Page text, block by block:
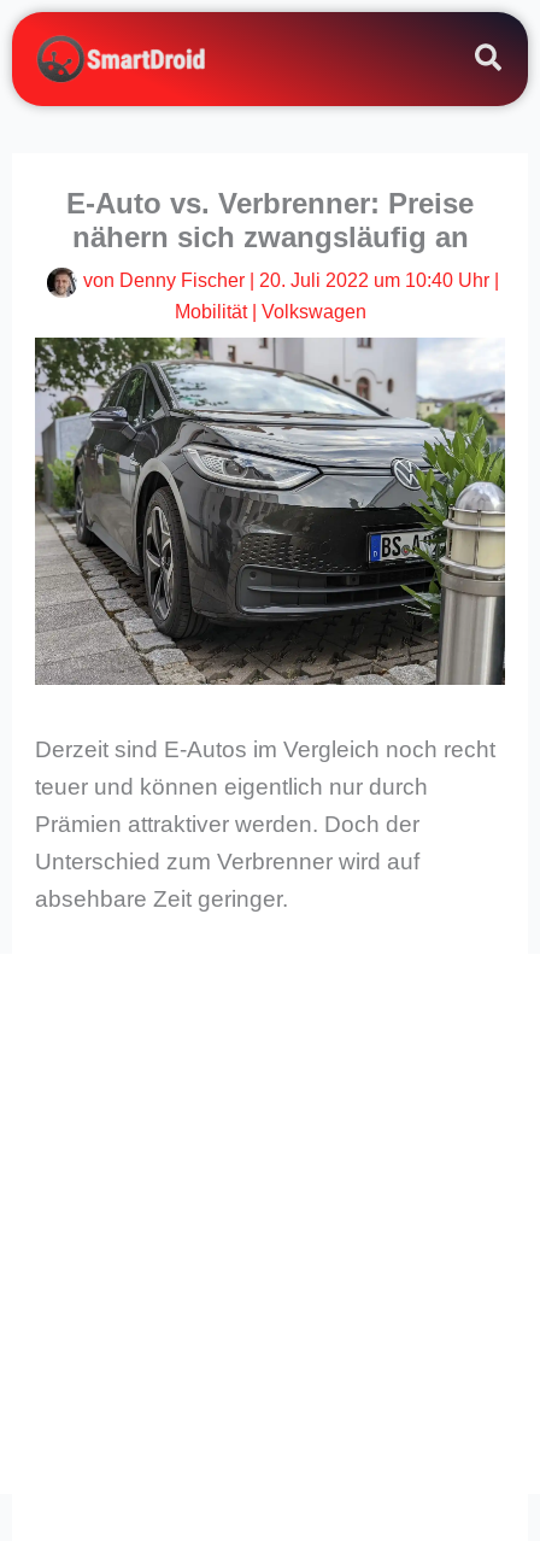
Zum
Inhalt
springen
E-Auto vs. Verbrenner: Preise
nähern sich zwangsläufig an
von Denny Fischer 20. Juli 2022 um 10:40 Uhr
Mobilität| Volkswagen
Derzeit sind E-Autos im Vergleich noch recht
teuer und können eigentlich nur durch
Prämien attraktiver werden. Doch der
Unterschied zum Verbrenner wird auf
absehbare Zeit geringer.